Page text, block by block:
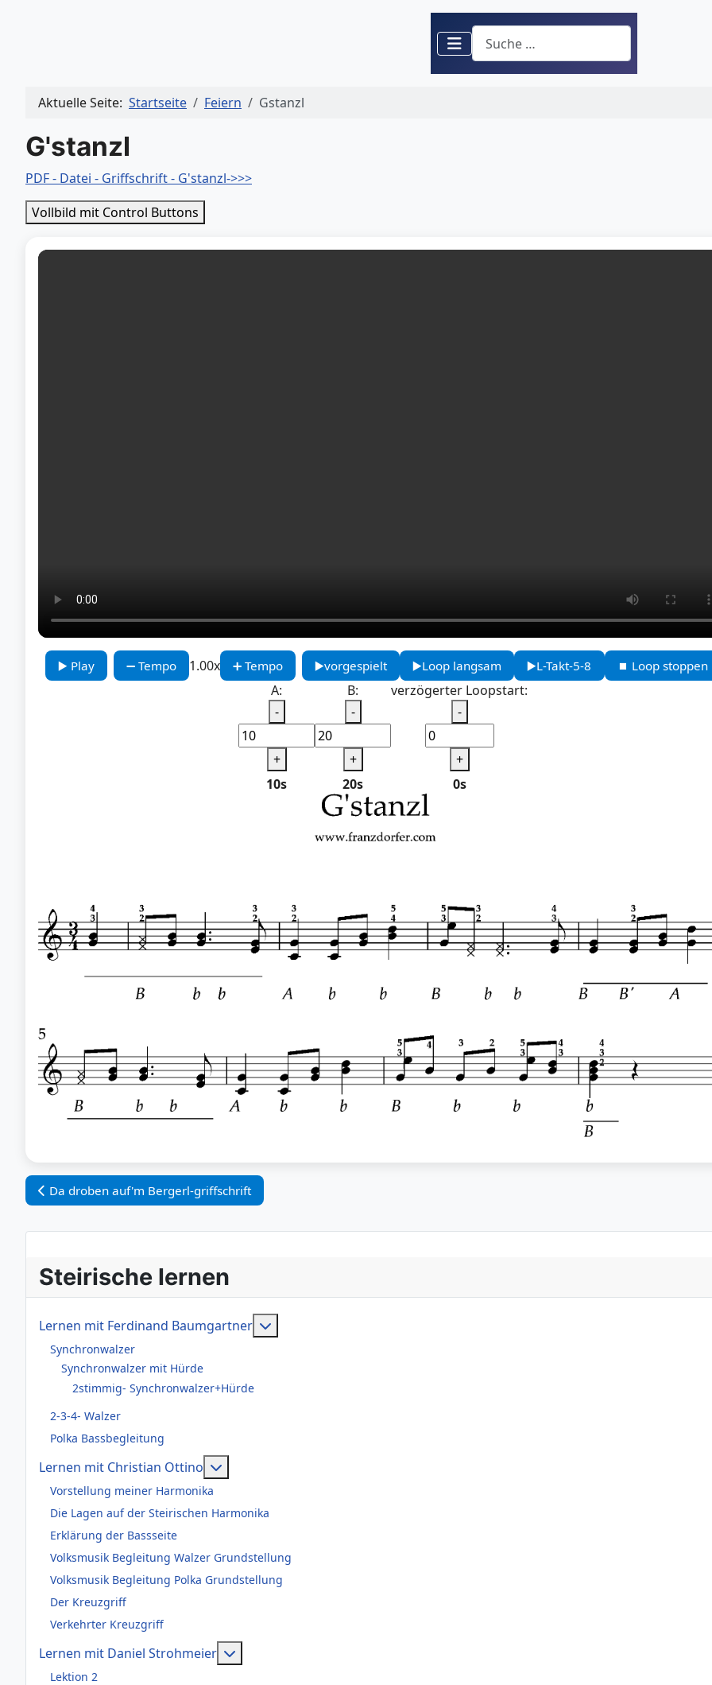
Suchen
Aktuelle Seite: Startseite Feiern Gstanzl
G'stanzl
PDF - Datei - Griffschrift - G'stanzl->>>
Vollbild mit Control Buttons
▶️ Play ➖ Tempo 1.00x ➕ Tempo ▶️vorgespielt ▶️Loop langsam ▶️L-Takt-5-8 ⏹️ Loop stoppen
A:
-
+
10s
B:
-
+
20s
verzögerter Loopstart:
-
+
0s
Vorheriger Beitrag: Da droben auf'm Bergerl-griffschrift
Da droben auf'm Bergerl-griffschrift
Steirische lernen
Lernen mit Ferdinand Baumgartner
Synchronwalzer
Synchronwalzer mit Hürde
2stimmig- Synchronwalzer+Hürde
2-3-4- Walzer
Polka Bassbegleitung
Lernen mit Christian Ottino
Vorstellung meiner Harmonika
Die Lagen auf der Steirischen Harmonika
Erklärung der Bassseite
Volksmusik Begleitung Walzer Grundstellung
Volksmusik Begleitung Polka Grundstellung
Der Kreuzgriff
Verkehrter Kreuzgriff
Lernen mit Daniel Strohmeier
Lektion 2